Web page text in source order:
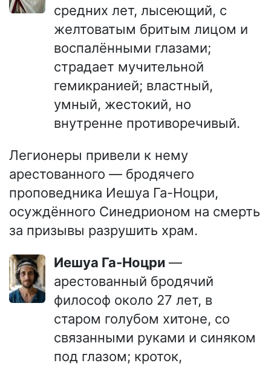
средних лет, лысеющий, с
желтоватым бритым лицом и
воспалёнными глазами;
страдает мучительной
гемикранией; властный,
умный, жестокий, но
внутренне противоречивый.
Легионеры привели к нему
арестованного — бродячего
проповедника Иешуа Га-Ноцри,
осуждённого Синедрионом на смерть
за призывы разрушить храм.
Иешуа Га-Ноцри —
арестованный бродячий
философ около 27 лет, в
старом голубом хитоне, со
связанными руками и синяком
под глазом; кроток,